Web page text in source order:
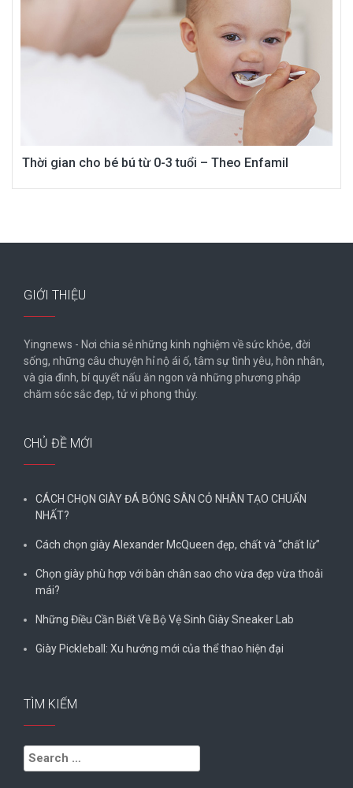
Thời gian cho bé bú từ 0-3 tuổi – Theo Enfamil
GIỚI THIỆU
Yingnews - Nơi chia sẻ những kinh nghiệm về sức khỏe, đời
sống, những câu chuyện hỉ nộ ái ố, tâm sự tình yêu, hôn nhân,
và gia đình, bí quyết nấu ăn ngon và những phương pháp
chăm sóc sắc đẹp, tử vi phong thủy.
CHỦ ĐỀ MỚI
CÁCH CHỌN GIÀY ĐÁ BÓNG SÂN CỎ NHÂN TẠO CHUẨN
NHẤT?
Cách chọn giày Alexander McQueen đẹp, chất và “chất lừ”
Chọn giày phù hợp với bàn chân sao cho vừa đẹp vừa thoải
mái?
Những Điều Cần Biết Về Bộ Vệ Sinh Giày Sneaker Lab
Giày Pickleball: Xu hướng mới của thể thao hiện đại
TÌM KIẾM
Search
for: